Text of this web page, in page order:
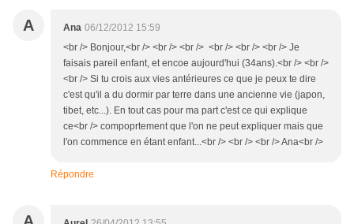
A Ana 06/12/2012 15:59
<br /> Bonjour,<br /> <br /> <br /> <br /> <br /> <br /> Je
faisais pareil enfant, et encoe aujourd'hui (34ans).<br /> <br />
<br /> Si tu crois aux vies antérieures ce que je peux te dire
c'est qu'il a du dormir par terre dans une ancienne vie (japon,
tibet, etc...). En tout cas pour ma part c'est ce qui explique
ce<br /> compoprtement que l'on ne peut expliquer mais que
l'on commence en étant enfant...<br /> <br /> <br /> Ana<br />
Répondre